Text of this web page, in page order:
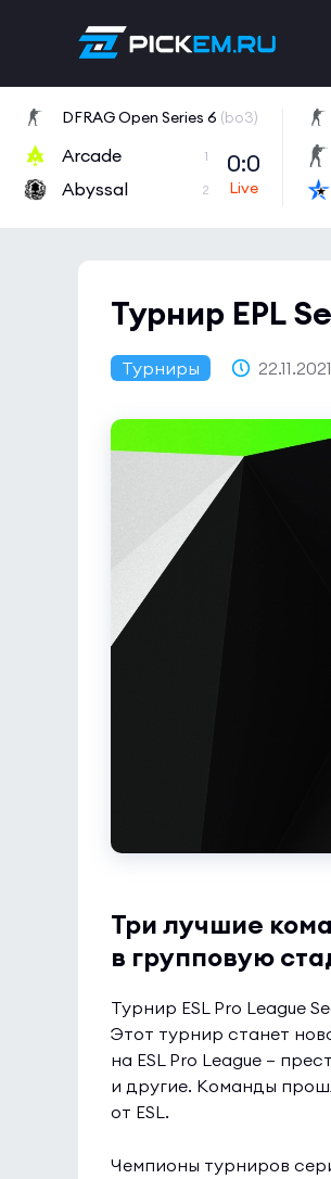
DFRAG Open Series 6 (bo3)
Arcade 1
Abyssal 2
0:0
Турнир EPL
Турниры
Три лучшие
в групповую
Турнир ESL Pro League
Этот турнир станет
на ESL Pro League —
и другие. Команды
от ESL.
Чемпионы турниров